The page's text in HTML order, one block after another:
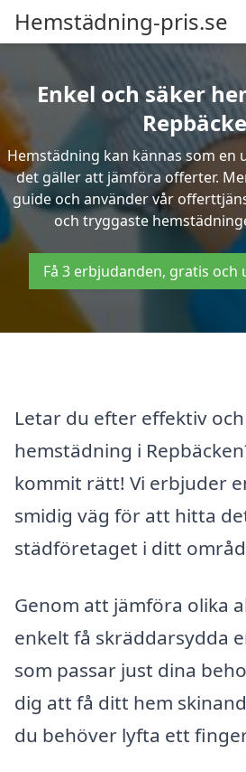
Hemstädning-pris.se
Enkel och säker
Hemstädning kan kännas som en
det gäller att jämföra offerter.
guide och använder vår
och tryggaste
Få 3 erbjudanden, gratis
Letar du efter effektiv
hemstädning i
kommit rätt! Vi erbjuder
smidig väg för att hitta
städföretaget i ditt
Genom att jämföra olika
enkelt få skräddarsydda
som passar just dina
dig att få ditt hem
du behöver lyfta ett